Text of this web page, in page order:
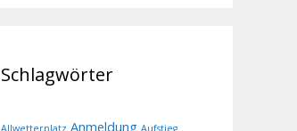
Schlagwörter
Allwetterplatz Anmeldung Aufstieg